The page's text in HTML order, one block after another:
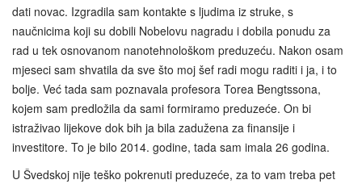
dati novac. Izgradila sam kontakte s ljudima iz struke, s
naučnicima koji su dobili Nobelovu nagradu i dobila ponudu za
rad u tek osnovanom nanotehnološkom preduzeću. Nakon osam
mjeseci sam shvatila da sve što moj šef radi mogu raditi i ja, i to
bolje. Već tada sam poznavala profesora Torea Bengtssona,
kojem sam predložila da sami formiramo preduzeće. On bi
istraživao lijekove dok bih ja bila zadužena za finansije i
investitore. To je bilo 2014. godine, tada sam imala 26 godina.
U Švedskoj nije teško pokrenuti preduzeće, za to vam treba pet